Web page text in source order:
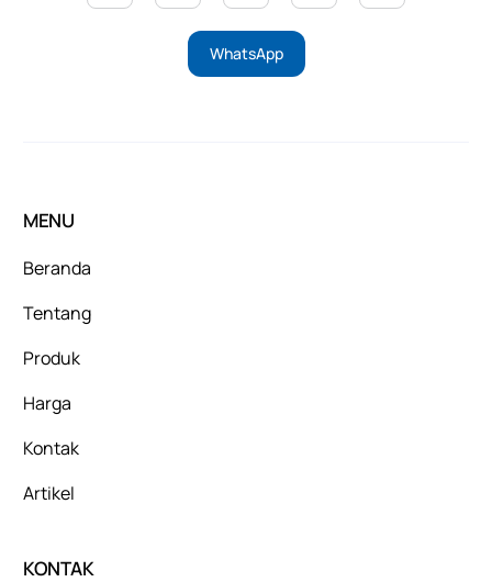
WhatsApp
MENU
Beranda
Tentang
Produk
Harga
Kontak
Artikel
KONTAK